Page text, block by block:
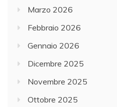
Marzo 2026
Febbraio 2026
Gennaio 2026
Dicembre 2025
Novembre 2025
Ottobre 2025